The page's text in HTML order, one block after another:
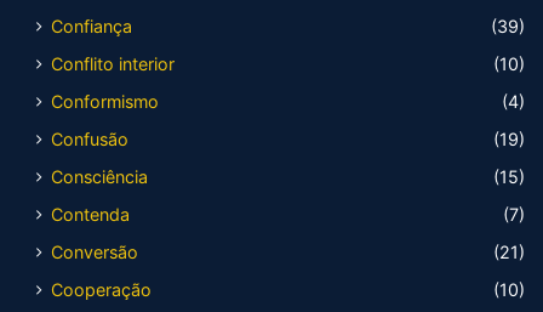
Confiança
(39)
Conflito interior
(10)
Conformismo
(4)
Confusão
(19)
Consciência
(15)
Contenda
(7)
Conversão
(21)
Cooperação
(10)